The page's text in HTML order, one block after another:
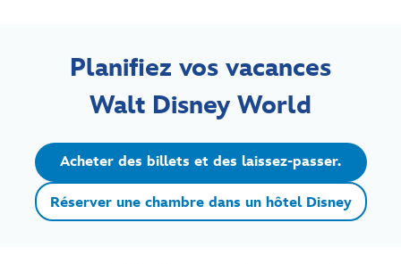
Planifiez vos vacances
Walt Disney World
Acheter des billets et des laissez-passer.
Réserver une chambre dans un hôtel Disney